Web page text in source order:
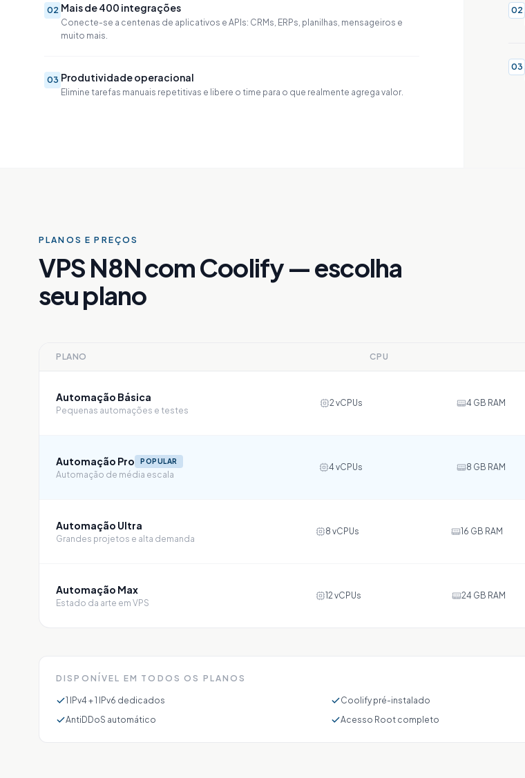
02 Mais de 400 integrações
Conecte-se a centenas de aplicativos e APIs: CRMs, ERPs, planilhas, mensageiros e
muito mais.
03 Produtividade operacional
Elimine tarefas manuais repetitivas e libere o time para o que realmente agrega valor.
02
03
PLANOS E PREÇOS
VPS N8N com Coolify — escolha
seu plano
PLANO CPU
Automação Básica
Pequenas automações e testes
2 vCPUs 4 GB RAM
Automação Pro POPULAR
Automação de média escala
4 vCPUs 8 GB RAM
Automação Ultra
Grandes projetos e alta demanda
8 vCPUs 16 GB RAM
Automação Max
Estado da arte em VPS
12 vCPUs 24 GB RAM
DISPONÍVEL EM TODOS OS PLANOS
1 IPv4 + 1 IPv6 dedicados Coolify pré-instalado
AntiDDoS automático
Acesso Root completo